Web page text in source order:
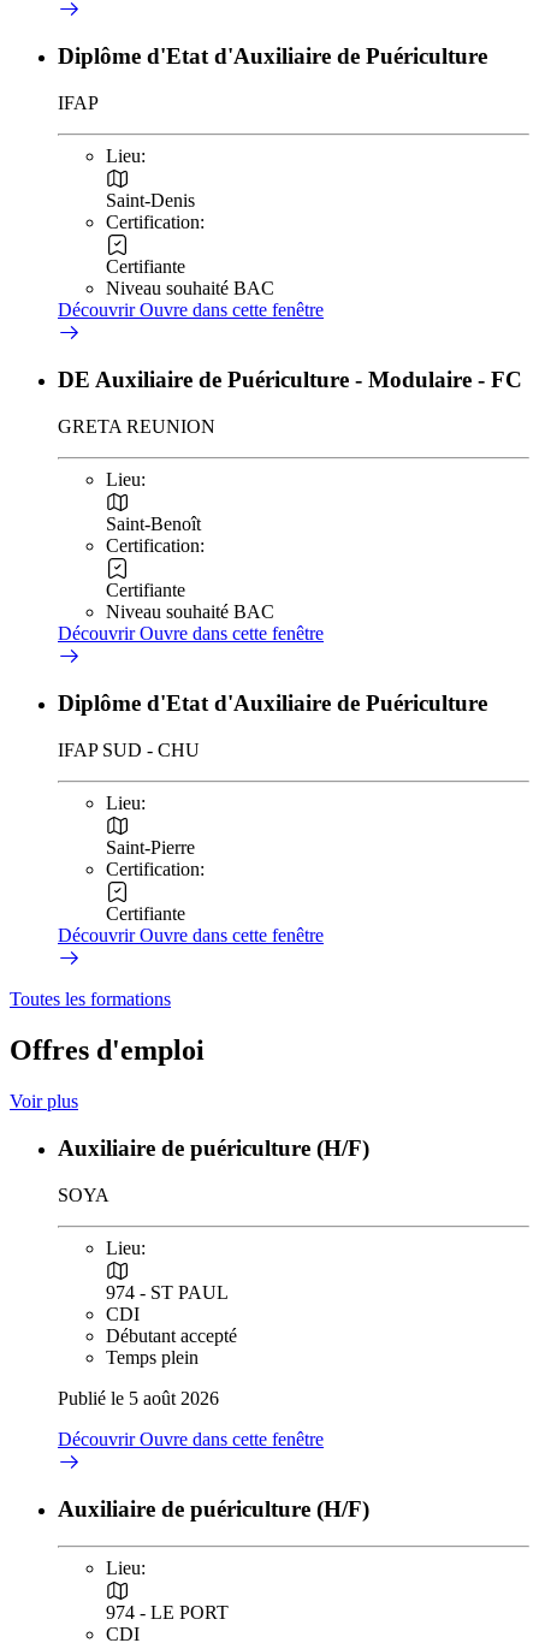
Diplôme d'Etat d'Auxiliaire de Puériculture
IFAP
Lieu:
Saint-Denis
Certification:
Certifiante
Niveau souhaité BAC
DécouvrirOuvre dans cette fenêtre
DE Auxiliaire de Puériculture - Modulaire - FC
GRETA REUNION
Lieu:
Saint-Benoît
Certification:
Certifiante
Niveau souhaité BAC
DécouvrirOuvre dans cette fenêtre
Diplôme d'Etat d'Auxiliaire de Puériculture
IFAP SUD - CHU
Lieu:
Saint-Pierre
Certification:
Certifiante
DécouvrirOuvre dans cette fenêtre
Toutes les formations
Offres d'emploi
Voir plus
Auxiliaire de puériculture (H/F)
SOYA
Lieu:
974 - ST PAUL
CDI
Débutant accepté
Temps plein
Publié le 5 août 2026
DécouvrirOuvre dans cette fenêtre
Auxiliaire de puériculture (H/F)
Lieu:
974 - LE PORT
CDI